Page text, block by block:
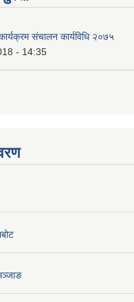
संचालन कार्यविधि २०७५
- 14:35